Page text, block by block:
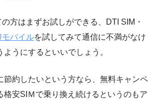
方はまずお試しができる、DTI SIM・
モバイルを試してみて通信に不満がなけ
うにするといいでしょう。
節約したいという方なら、無料キャンペ
格安SIＭで乗り換え続けるというのもア